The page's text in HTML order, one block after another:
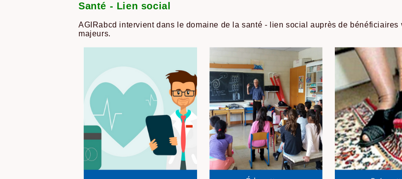
Santé - Lien social
AGIRabcd intervient dans le domaine de la santé - lien social auprès de
majeurs.